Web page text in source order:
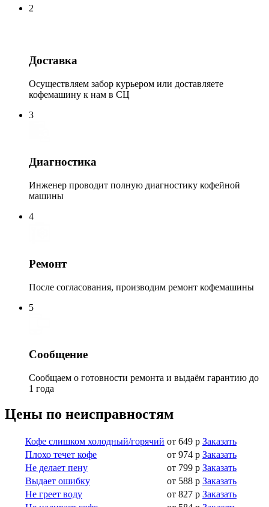
2
Доставка
Осуществляем забор курьером или доставляете
кофемашину к нам в СЦ
3
Диагностика
Инженер проводит полную диагностику кофейной
машины
4
Ремонт
После согласования, производим ремонт кофемашины
5
Сообщение
Сообщаем о готовности ремонта и выдаём гарантию до
1 года
Цены по неисправностям
Кофе слишком холодный/горячий от 649 р Заказать
Плохо течет кофе
от 974 р Заказать
Не делает пену
от 799 р Заказать
Выдает ошибку
от 588 р Заказать
Не греет воду
от 827 р Заказать